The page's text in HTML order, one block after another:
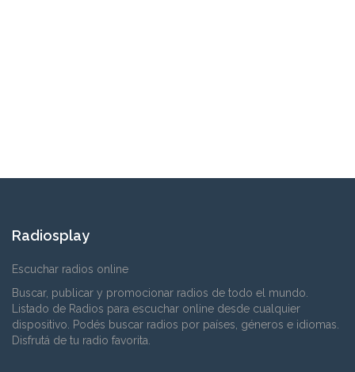
Radiosplay
Escuchar radios online
Buscar, publicar y promocionar radios de todo el mundo.
Listado de Radios para escuchar online desde cualquier
dispositivo. Podés buscar radios por países, géneros e idiomas.
Disfrutá de tu radio favorita.